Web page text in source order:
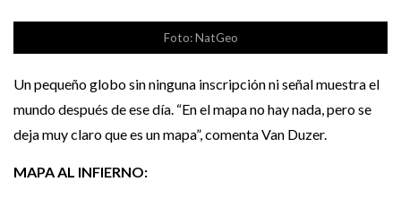
Foto: NatGeo
Un pequeño globo sin ninguna inscripción ni señal muestra el
mundo después de ese día. “En el mapa no hay nada, pero se
deja muy claro que es un mapa”, comenta Van Duzer.
MAPA AL INFIERNO: